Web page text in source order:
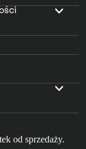
od sprzedaży.